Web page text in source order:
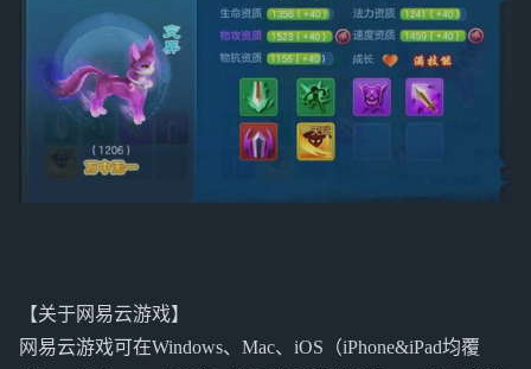
【关于网易云游戏】
网易云游戏可在Windows、Mac、iOS（iPhone&iPad均覆